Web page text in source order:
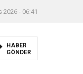
2026 - 06:41
HABER
GÖNDER